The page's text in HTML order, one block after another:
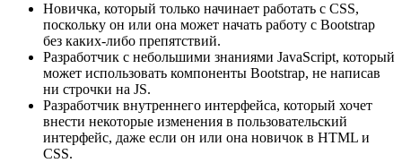
Новичка, который только начинает работать с CSS,
поскольку он или она может начать работу с Bootstrap
без каких-либо препятствий.
Разработчик с небольшими знаниями JavaScript, который
может использовать компоненты Bootstrap, не написав
ни строчки на JS.
Разработчик внутреннего интерфейса, который хочет
внести некоторые изменения в пользовательский
интерфейс, даже если он или она новичок в HTML и
CSS.